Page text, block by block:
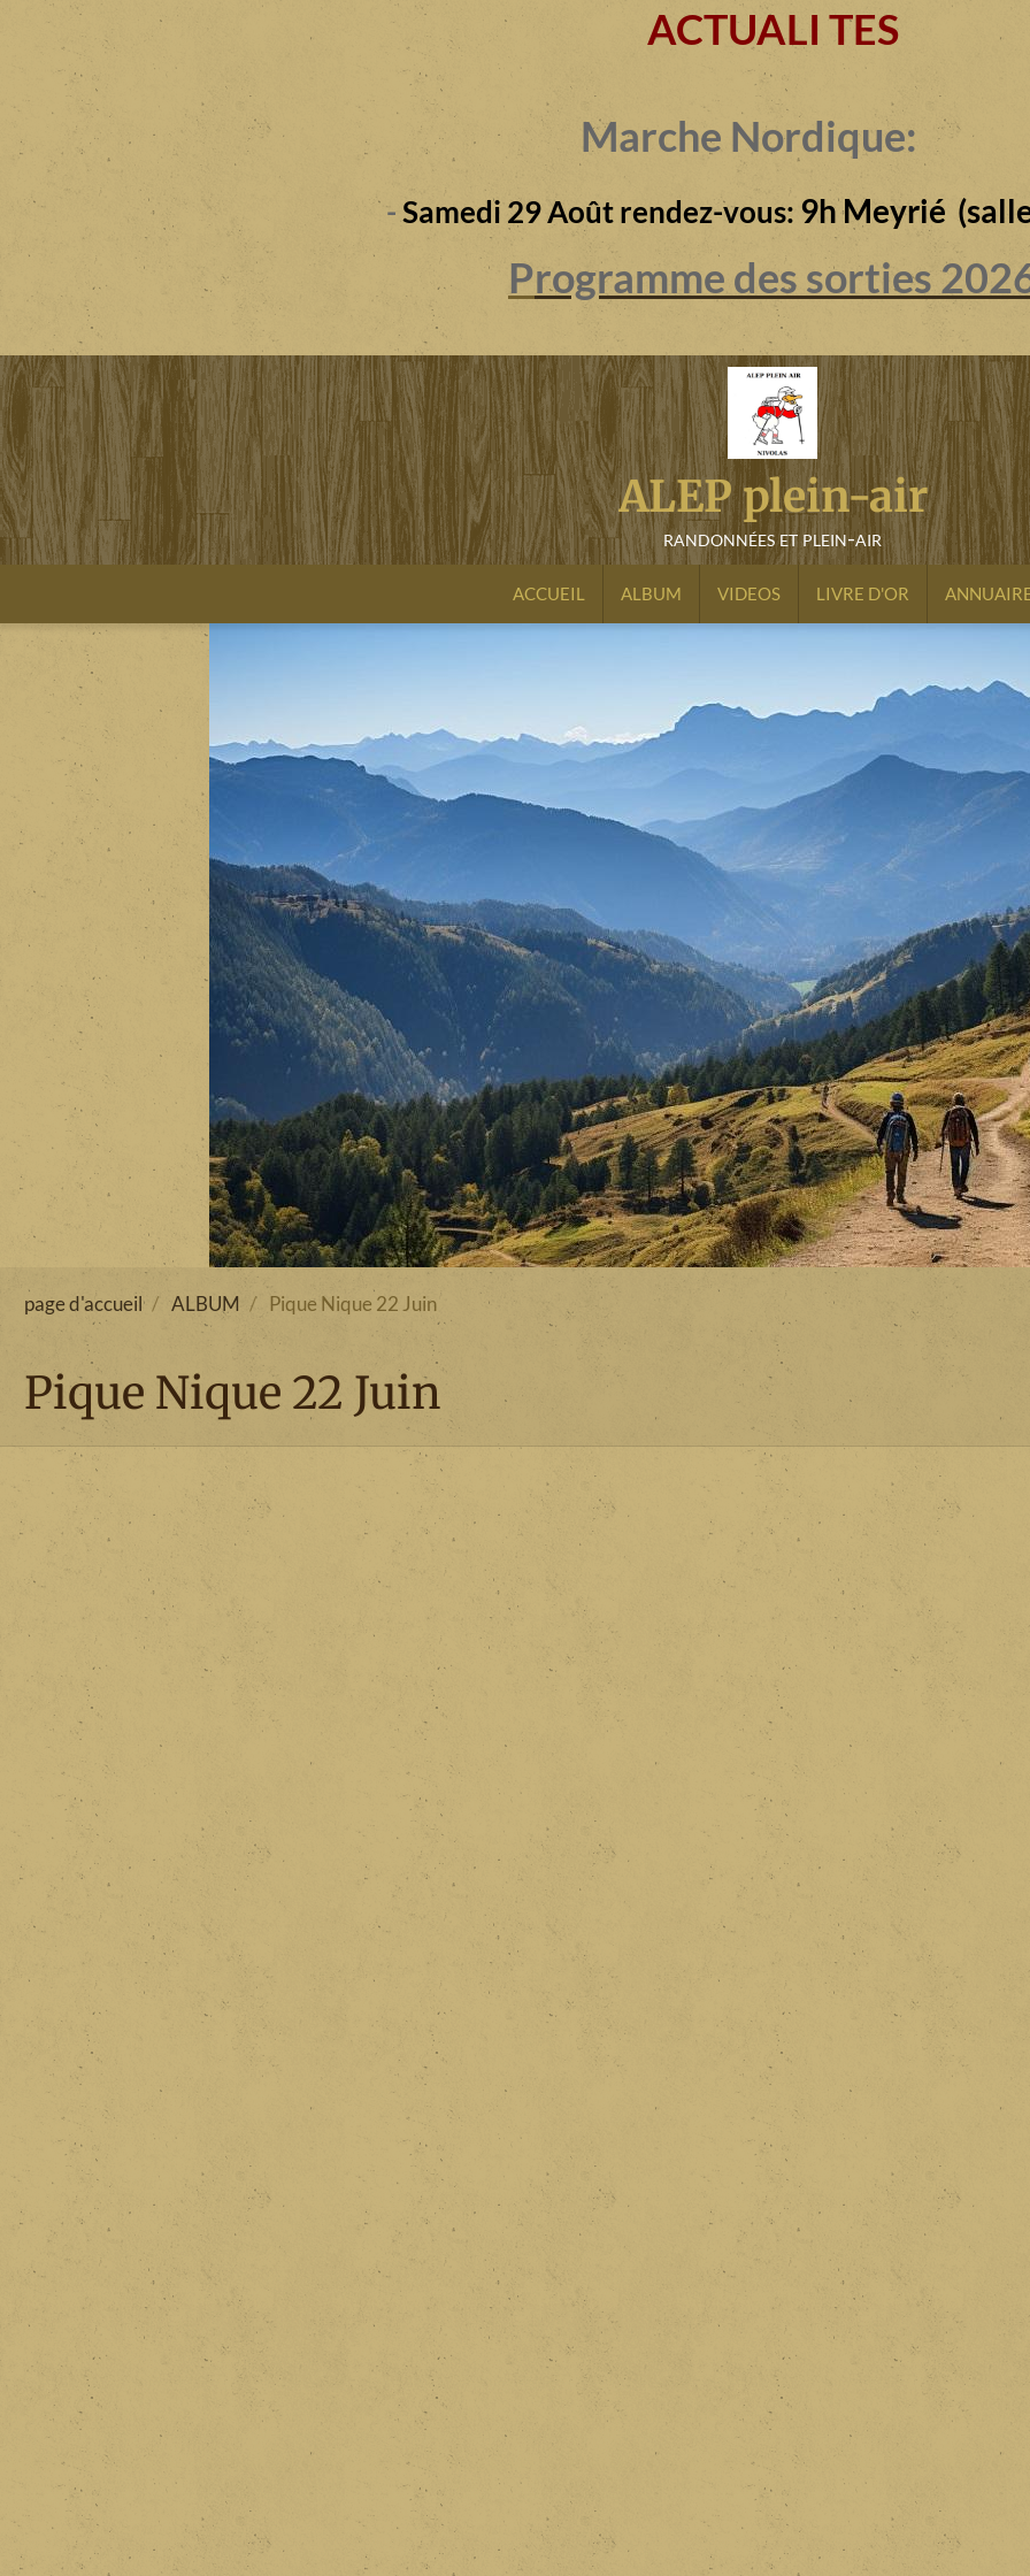
ACTUALI TES
Marche Nordique:
-Samedi 29 Août rendez-vous: 9h Meyrié
Programme des sorties
ALEP plein-air
randonnées et plein-air
ACCUEIL ALBUM VIDEOS LIVRE D'OR
page d'accueil ALBUM Pique Nique 22 Juin
Pique Nique 22 Juin